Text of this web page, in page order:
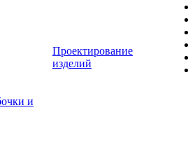
и
Проектирование
изделий